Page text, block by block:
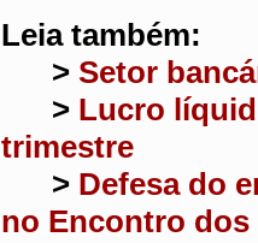
Leia também:
> Setor
> Lucro
trimestre
> Defesa do
no Encontro